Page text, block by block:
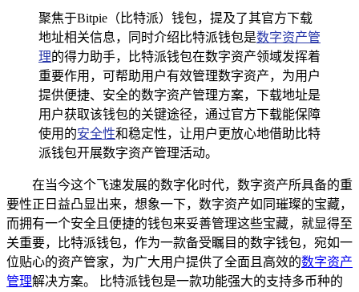
聚焦于Bitpie（比特派）钱包，提及了其官方下载
地址相关信息，同时介绍比特派钱包是数字资产管
理的得力助手，比特派钱包在数字资产领域发挥着
重要作用，可帮助用户有效管理数字资产，为用户
提供便捷、安全的数字资产管理方案，下载地址是
用户获取该钱包的关键途径，通过官方下载能保障
使用的安全性和稳定性，让用户更放心地借助比特
派钱包开展数字资产管理活动。
在当今这个飞速发展的数字化时代，数字资产所具备的重
要性正日益凸显出来，想象一下，数字资产如同璀璨的宝藏，
而拥有一个安全且便捷的钱包来妥善管理这些宝藏，就显得至
关重要，比特派钱包，作为一款备受瞩目的数字钱包，宛如一
位贴心的资产管家，为广大用户提供了全面且高效的数字资产
管理解决方案。 比特派钱包是一款功能强大的支持多币种的